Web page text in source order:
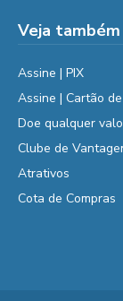
Veja também
Assine | PIX
Assine | Cartão
Doe qualquer
Clube de
Atrativos
Cota de Compras